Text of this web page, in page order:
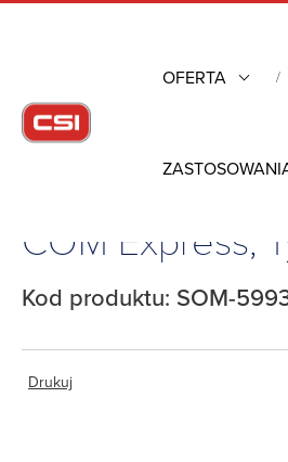
OFERTA
Komputery
COM Express,
Kod produktu: SOM-
Drukuj